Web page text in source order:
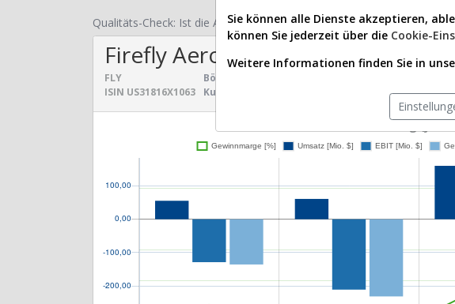
Qualitäts-Check: Ist die Aktie zum Investieren geeignet?
Firefly Aerospace
FLY
ISIN US31816X1063
Börsenwert:
Kurs:
Universum: USA 2000 (v)
Sie können alle Dienste akzeptieren,
können Sie jederzeit über die Cookie-
Weitere Informationen finden Sie in